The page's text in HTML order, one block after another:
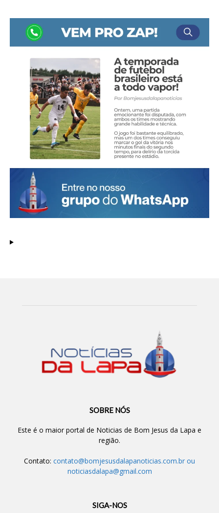
SOBRE NÓS
Este é o maior portal de Noticias de Bom Jesus da Lapa e
região.
Contato: contato@bomjesusdalapanoticias.com.br ou
noticiasdalapa@gmail.com
SIGA-NOS